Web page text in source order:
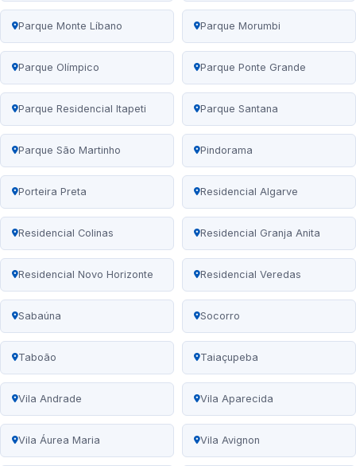
Parque Monte Líbano Parque Morumbi
Parque Olímpico Parque Ponte Grande
Parque Residencial Itapeti Parque Santana
Parque São Martinho Pindorama
Porteira Preta Residencial Algarve
Residencial Colinas Residencial Granja Anita
Residencial Novo Horizonte Residencial Veredas
Sabaúna Socorro
Taboão Taiaçupeba
Vila Andrade Vila Aparecida
Vila Áurea Maria Vila Avignon